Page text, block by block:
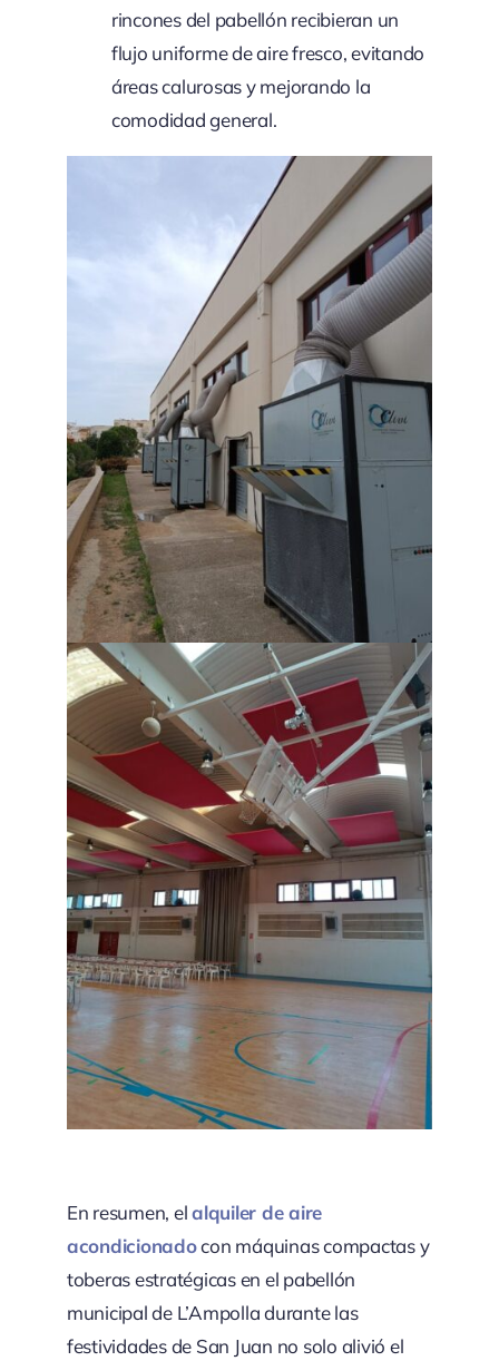
rincones del pabellón recibieran un
flujo uniforme de aire fresco, evitando
áreas calurosas y mejorando la
comodidad general.
En resumen, elalquiler de aire
acondicionadocon máquinas compactas y
toberas estratégicas en el pabellón
municipal de L’Ampolla durante las
festividades de San Juan no solo alivió el